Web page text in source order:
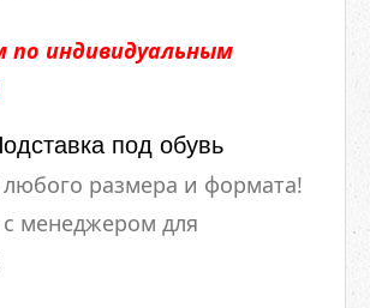
по индивидуальным
под обувь
размера и формата!
менеджером для